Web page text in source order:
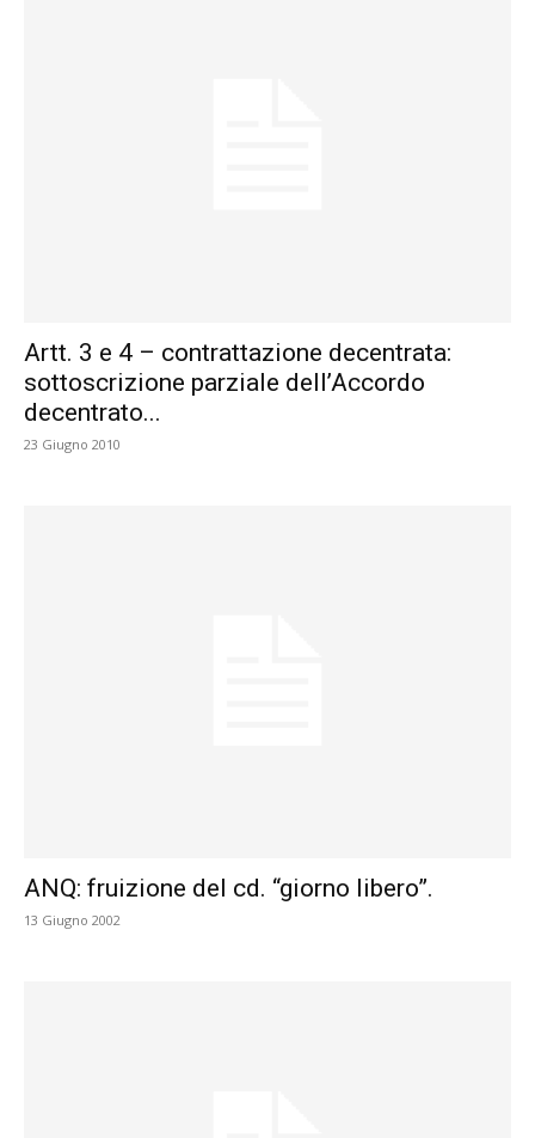
Artt. 3 e 4 – contrattazione decentrata:
sottoscrizione parziale dell’Accordo
decentrato...
23 Giugno 2010
ANQ: fruizione del cd. “giorno libero”.
13 Giugno 2002